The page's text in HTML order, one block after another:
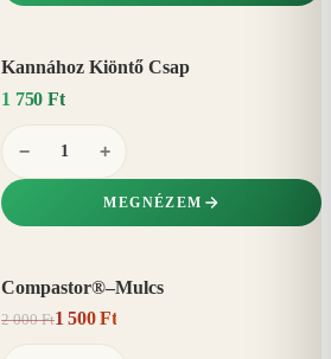
Kannához Kiöntő Csap
1 750 Ft
− +
MEGNÉZEM
Compastor®–Mulcs
2 000 Ft1 500 Ft